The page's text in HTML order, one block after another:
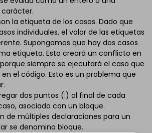
carácter.
la etiqueta de los casos. Dado que
individuales, el valor de las etiquetas
Supongamos que hay dos casos
etiqueta. Esto creará un conflicto en
siempre se ejecutará el caso que
el código. Esto es un problema que
dos puntos (:) al final de cada
asociado con un bloque.
de múltiples declaraciones para un
se denomina bloque.